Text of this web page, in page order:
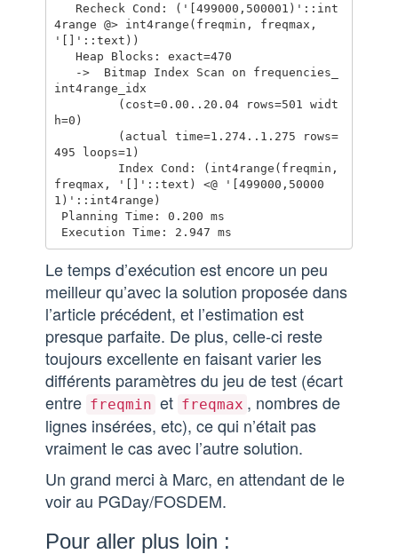
4range @> int4range(freqmin, freqmax,
'[]'::text))
   Heap Blocks: exact=470
int4range_idx
h=0)
495 loops=1)
freqmax, '[]'::text) <@ '[499000,50000
1)'::int4range)
Le temps d’exécution est encore un peu
meilleur qu’avec la solution proposée dans
l’article précédent, et l’estimation est
presque parfaite. De plus, celle-ci reste
toujours excellente en faisant varier les
différents paramètres du jeu de test (écart
entre freqmin et freqmax , nombres de
lignes insérées, etc), ce qui n’était pas
vraiment le cas avec l’autre solution.
Un grand merci à Marc, en attendant de le
voir au PGDay/FOSDEM.
Pour aller plus loin :